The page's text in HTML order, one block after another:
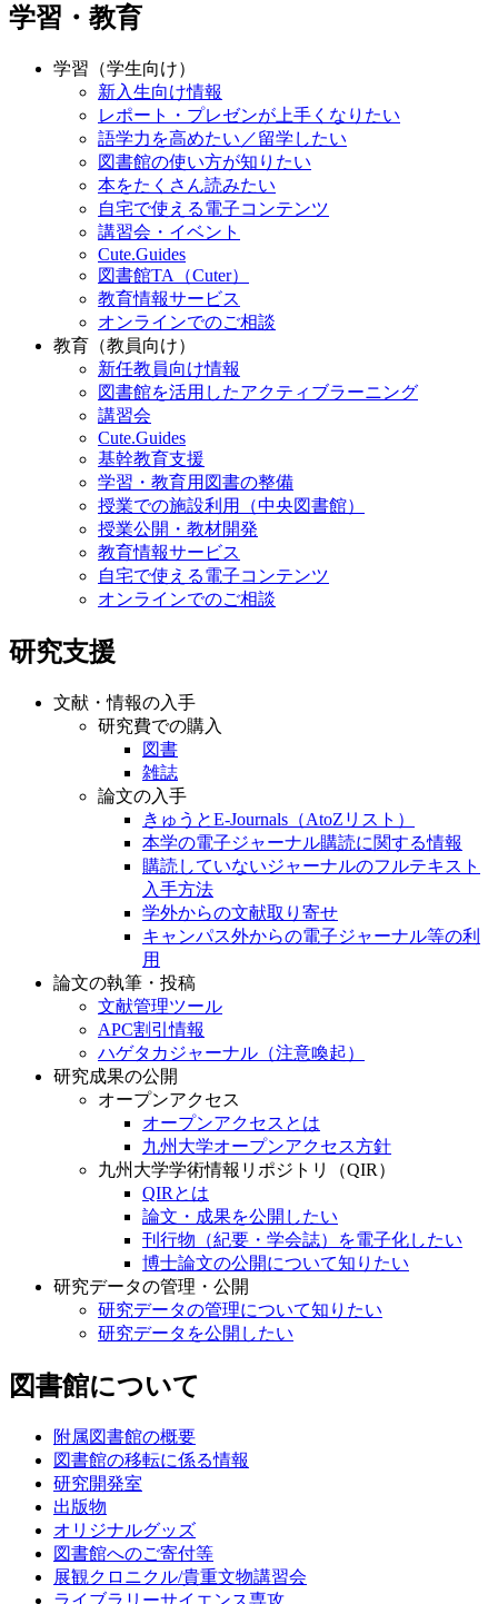
学習・教育
学習（学生向け）
新入生向け情報
レポート・プレゼンが上手くなりたい
語学力を高めたい／留学したい
図書館の使い方が知りたい
本をたくさん読みたい
自宅で使える電子コンテンツ
講習会・イベント
Cute.Guides
図書館TA（Cuter）
教育情報サービス
オンラインでのご相談
教育（教員向け）
新任教員向け情報
図書館を活用したアクティブラーニング
講習会
Cute.Guides
基幹教育支援
学習・教育用図書の整備
授業での施設利用（中央図書館）
授業公開・教材開発
教育情報サービス
自宅で使える電子コンテンツ
オンラインでのご相談
研究支援
文献・情報の入手
研究費での購入
図書
雑誌
論文の入手
きゅうとE-Journals（AtoZリスト）
本学の電子ジャーナル購読に関する情報
購読していないジャーナルのフルテキスト
入手方法
学外からの文献取り寄せ
キャンパス外からの電子ジャーナル等の利
用
論文の執筆・投稿
文献管理ツール
APC割引情報
ハゲタカジャーナル（注意喚起）
研究成果の公開
オープンアクセス
オープンアクセスとは
九州大学オープンアクセス方針
九州大学学術情報リポジトリ（QIR）
QIRとは
論文・成果を公開したい
刊行物（紀要・学会誌）を電子化したい
博士論文の公開について知りたい
研究データの管理・公開
研究データの管理について知りたい
研究データを公開したい
図書館について
附属図書館の概要
図書館の移転に係る情報
研究開発室
出版物
オリジナルグッズ
図書館へのご寄付等
展観クロニクル/貴重文物講習会
ライブラリーサイエンス専攻